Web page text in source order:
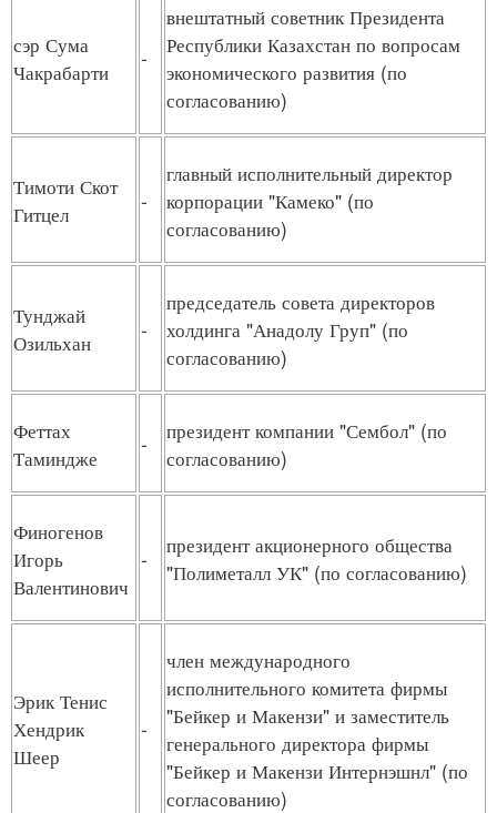
сэр Сума
Чакрабарти
-
внештатный советник Президента
Республики Казахстан по вопросам
экономического развития (по
согласованию)
Тимоти Скот
Гитцел
-
главный исполнительный директор
корпорации "Камеко" (по
согласованию)
Тунджай
Озильхан
-
председатель совета директоров
холдинга "Анадолу Груп" (по
согласованию)
Феттах
Таминдже
-
президент компании "Сембол" (по
согласованию)
Финогенов
Игорь
Валентинович
-
президент акционерного общества
"Полиметалл УК" (по согласованию)
Эрик Тенис
Хендрик
Шеер
-
член международного
исполнительного комитета фирмы
"Бейкер и Макензи" и заместитель
генерального директора фирмы
"Бейкер и Макензи Интернэшнл" (по
согласованию)